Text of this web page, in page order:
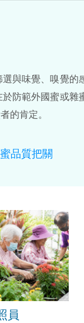
與味覺、嗅覺
防範外國蜜或
的肯定。
品質把關
員